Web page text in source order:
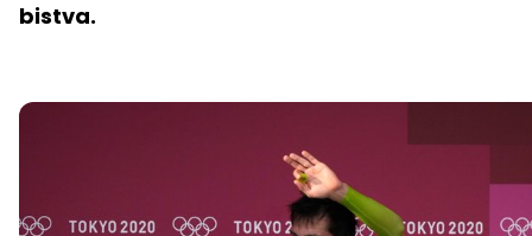
bistva.